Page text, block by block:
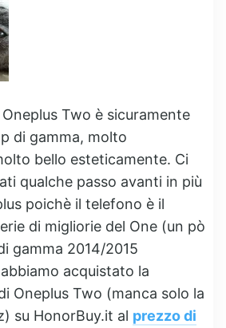
Oneplus Two è sicuramente
di gamma, molto
bello esteticamente. Ci
qualche passo avanti in più
poichè il telefono è il
di migliorie del One (un pò
gamma 2014/2015
acquistato la
Oneplus Two (manca solo la
su HonorBuy.it al prezzo di